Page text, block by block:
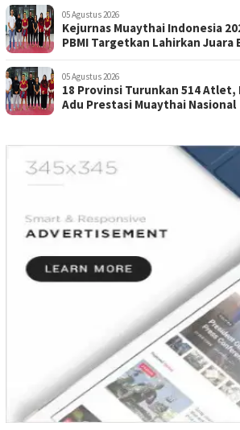
05 Agustus 2026
Kejurnas Muaythai Indonesia
PBMI Targetkan Lahirkan Juara
05 Agustus 2026
18 Provinsi Turunkan 514 Atlet,
Adu Prestasi Muaythai Nasional